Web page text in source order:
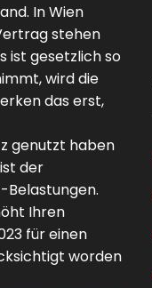
In Wien
stehen
ist gesetzlich so
wird die
das erst,
genutzt haben
der
Belastungen.
Ihren
für einen
worden